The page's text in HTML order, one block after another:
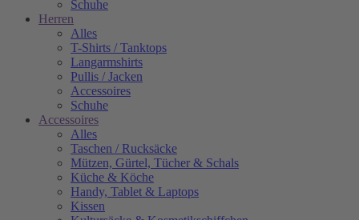
Schuhe
Herren
Alles
T-Shirts / Tanktops
Langarmshirts
Pullis / Jacken
Accessoires
Schuhe
Accessoires
Alles
Taschen / Rucksäcke
Mützen, Gürtel, Tücher & Schals
Küche & Köche
Handy, Tablet & Laptops
Kissen